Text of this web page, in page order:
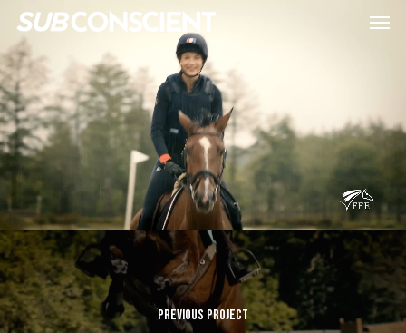
Passer
au
contenu
principal
Menu
Previous Project